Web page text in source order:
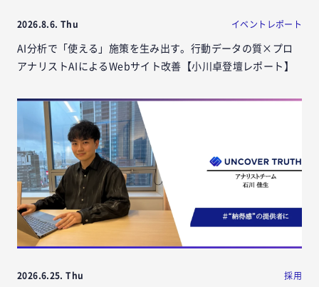
2026.8.6. Thu イベントレポート
AI分析で「使える」施策を生み出す。行動データの質×プロ
アナリストAIによるWebサイト改善【小川卓登壇レポート】
2026.6.25. Thu 採用